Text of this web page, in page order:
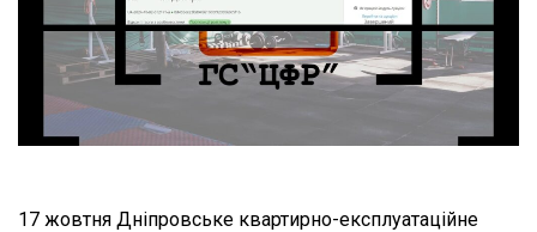
17 жовтня Дніпровське квартирно-експлуатаційне